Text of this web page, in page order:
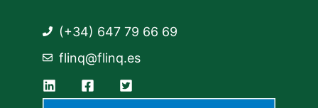
(+34) 647 79 66 69
flinq@flinq.es